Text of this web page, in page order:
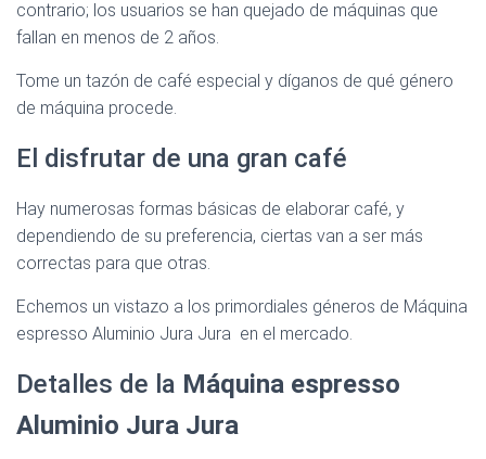
contrario; los usuarios se han quejado de máquinas que
fallan en menos de 2 años.
Tome un tazón de café especial y díganos de qué género
de máquina procede.
El disfrutar de una gran café
Hay numerosas formas básicas de elaborar café, y
dependiendo de su preferencia, ciertas van a ser más
correctas para que otras.
Echemos un vistazo a los primordiales géneros de Máquina
espresso Aluminio Jura Jura en el mercado.
Detalles de la Máquina espresso
Aluminio Jura Jura